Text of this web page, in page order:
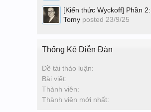
[Kiến thức Wyckoff] Phần
Tomy posted 23/9/25
Thống Kê Diễn Đàn
Đề tài thảo luận:
Bài viết:
Thành viên:
Thành viên mới nhất: